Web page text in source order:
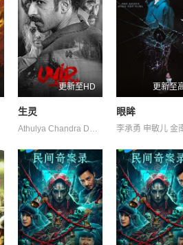
更新至HD
生灵
Athulya Chandra David Divya M. Menon Nair Shruthy Thattil Vineeth 维诺德·萨加尔 罗尚·马修 苏迪普 赛亚米·凯尔
更新至
眼眸